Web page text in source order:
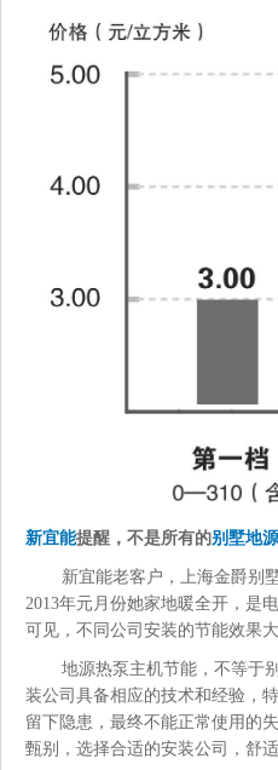
新宜能提醒，不是所有的别墅地
新宜能老客户，上海金爵别
2013年元月份她家地暖全开，是
可见，不同公司安装的节能效果大
地源热泵主机节能，不等于
装公司具备相应的技术和经验，
留下隐患，最终不能正常使用的
甄别，选择合适的安装公司，舒